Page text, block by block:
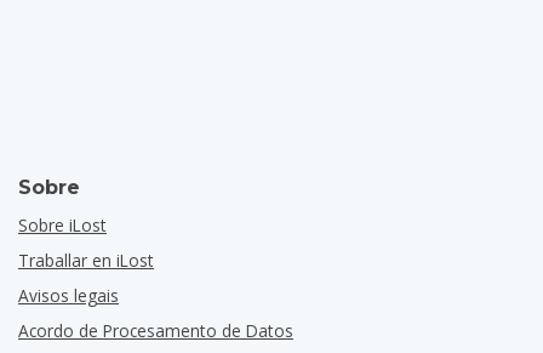
Sobre
Sobre iLost
Traballar en iLost
Avisos legais
Acordo de Procesamento de Datos